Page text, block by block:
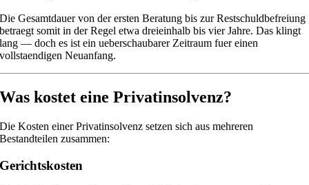
Die Gesamtdauer von der ersten Beratung bis zur Restschuldbefreiung
betraegt somit in der Regel etwa dreieinhalb bis vier Jahre. Das klingt
lang — doch es ist ein ueberschaubarer Zeitraum fuer einen
vollstaendigen Neuanfang.
Was kostet eine Privatinsolvenz?
Die Kosten einer Privatinsolvenz setzen sich aus mehreren
Bestandteilen zusammen:
Gerichtskosten